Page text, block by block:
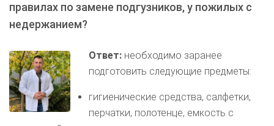
правилах по замене подгузников, у пожилых с
недержанием?
Ответ: необходимо заранее
подготовить следующие предметы:
гигиенические средства, салфетки,
перчатки, полотенце, емкость с